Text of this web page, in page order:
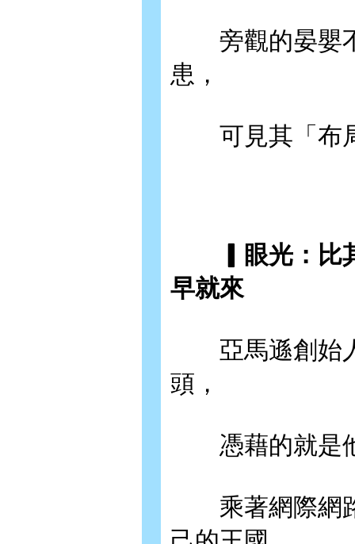
旁觀的晏嬰不
患，
可見其「布局
▎眼光：比其
早就來
亞馬遜創始人
頭，
憑藉的就是他
乘著網際網路